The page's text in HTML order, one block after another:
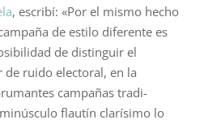
, escribí: «Por el mismo hecho
de es­tilo diferente es
de distinguir el
de ruido electoral, en la
campañas tradi­
flautín clarísimo lo